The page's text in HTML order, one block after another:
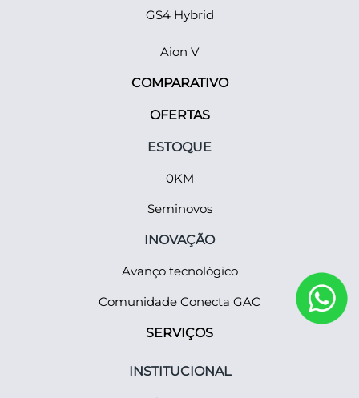
GS4 Hybrid
Aion V
COMPARATIVO
OFERTAS
ESTOQUE
0KM
Seminovos
INOVAÇÃO
Avanço tecnológico
Comunidade Conecta GAC
SERVIÇOS
INSTITUCIONAL